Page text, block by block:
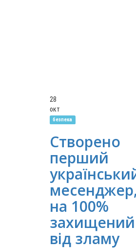
28
окт
безпека
Створено
перший
месенджер,
на 100%
захищений
від зламу